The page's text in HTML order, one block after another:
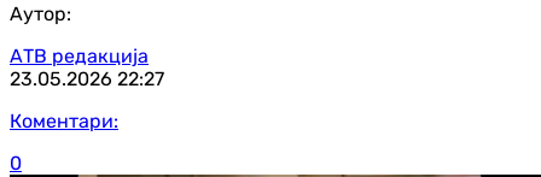
Аутор:
АТВ редакција
23.05.2026 22:27
Коментари:
0